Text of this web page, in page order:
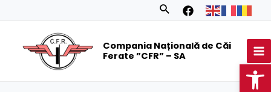
Search
Compania Națională de Căi
Ferate ”CFR” – SA